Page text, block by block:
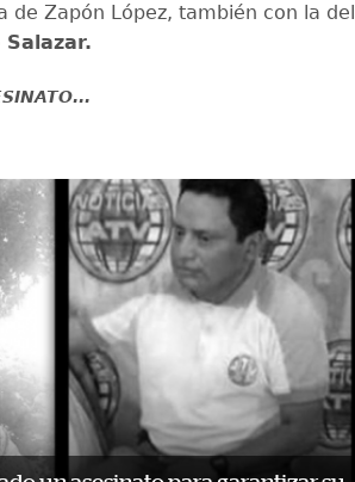
de Zapón López, también con la del
Salazar.